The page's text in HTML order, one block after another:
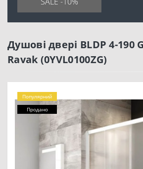
Душові двері BLDP 4-190
Ravak (0YVL0100ZG)
Популярний
Продано